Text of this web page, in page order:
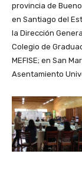
provincia de
en Santiago del
la Dirección
Colegio de
MEFISE; en San
Asentamiento